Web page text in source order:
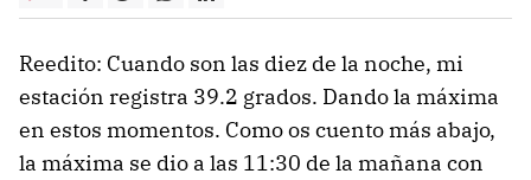
Reedito: Cuando son las diez de la noche, mi
estación registra 39.2 grados. Dando la máxima
en estos momentos. Como os cuento más abajo,
la máxima se dio a las 11:30 de la mañana con